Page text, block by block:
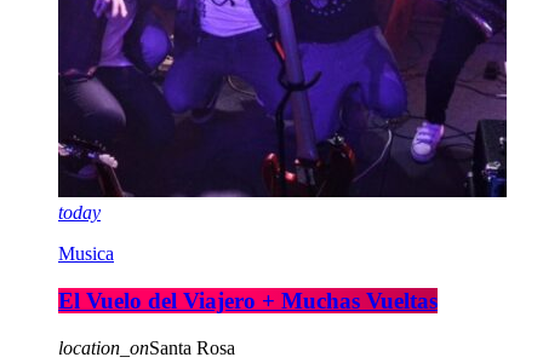
today
Musica
El Vuelo del Viajero + Muchas Vueltas
location_onSanta Rosa